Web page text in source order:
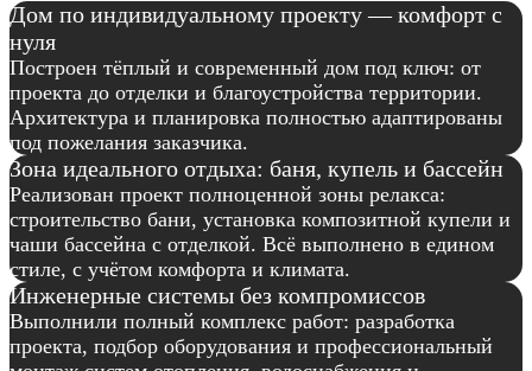
Дом по индивидуальному проекту — комфорт с
нуля
Построен тёплый и современный дом под ключ: от
проекта до отделки и благоустройства территории.
Архитектура и планировка полностью адаптированы
под пожелания заказчика.
Зона идеального отдыха: баня, купель и бассейн
Реализован проект полноценной зоны релакса:
строительство бани, установка композитной купели и
чаши бассейна с отделкой. Всё выполнено в едином
стиле, с учётом комфорта и климата.
Инженерные системы без компромиссов
Выполнили полный комплекс работ: разработка
проекта, подбор оборудования и профессиональный